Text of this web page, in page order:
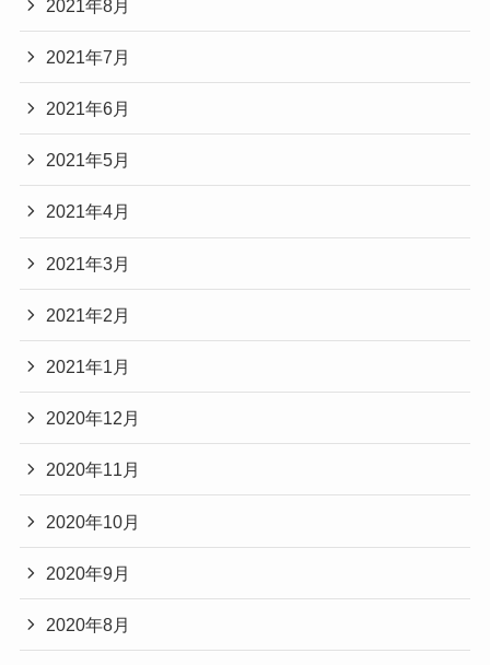
2021年8月
2021年7月
2021年6月
2021年5月
2021年4月
2021年3月
2021年2月
2021年1月
2020年12月
2020年11月
2020年10月
2020年9月
2020年8月